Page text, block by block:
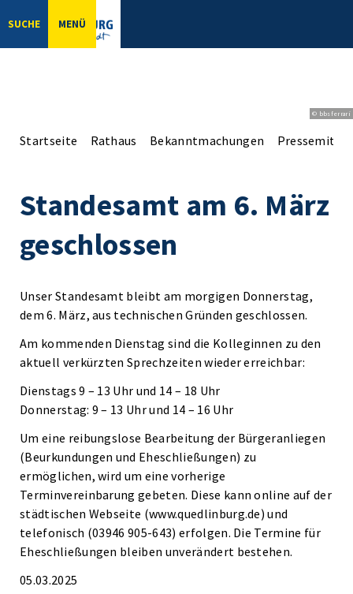
SUCHE MENÜ
© bbsferrari
Startseite Rathaus Bekanntmachungen
Standesamt am 6. März
geschlossen
Unser Standesamt bleibt am morgigen Donnerstag,
dem 6. März, aus technischen Gründen geschlossen.
Am kommenden Dienstag sind die Kolleginnen zu den
aktuell verkürzten Sprechzeiten wieder erreichbar:
Dienstags 9 – 13 Uhr und 14 – 18 Uhr
Donnerstag: 9 – 13 Uhr und 14 – 16 Uhr
Um eine reibungslose Bearbeitung der Bürgeranliegen
(Beurkundungen und Eheschließungen) zu
ermöglichen, wird um eine vorherige
Terminvereinbarung gebeten. Diese kann online auf der
städtischen Webseite (www.quedlinburg.de) und
telefonisch (03946 905-643) erfolgen. Die Termine für
Eheschließungen bleiben unverändert bestehen.
05.03.2025